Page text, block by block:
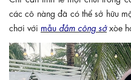
các cô nàng đã có thể sở hữu
chơi với mẫu đầm công sởxòe